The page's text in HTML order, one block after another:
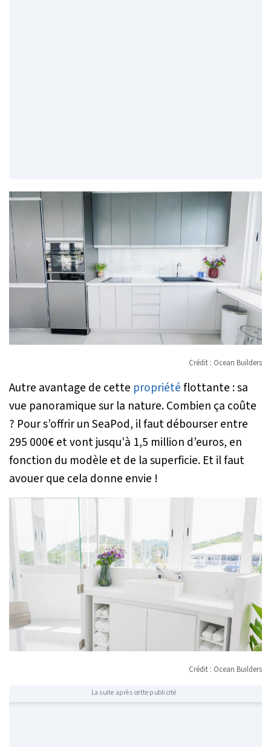
Crédit : Ocean Builders
Autre avantage de cette propriétéflottante : sa
vue panoramique sur la nature. Combien ça coûte
? Pour s’offrir un SeaPod, il faut débourser entre
295 000€ et vont jusqu'à 1,5 million d’euros, en
fonction du modèle et de la superficie. Et il faut
avouer que cela donne envie !
Crédit : Ocean Builders
La suite après cette publicité